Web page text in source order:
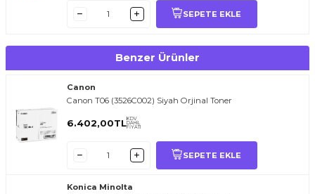
SEPETE EKLE
Benzer Ürünler
Canon
Canon T06 (3526C002) Siyah Orjinal Toner
6.402,00TLKDV
DAHİL
FİYATI
SEPETE EKLE
Konica Minolta